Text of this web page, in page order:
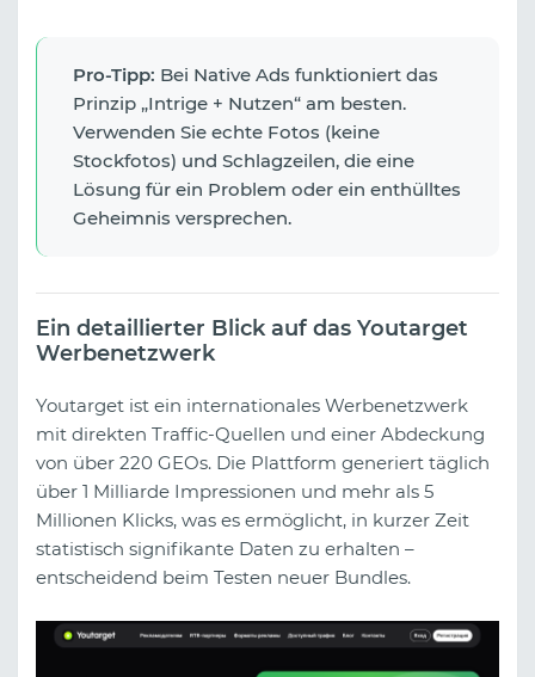
Pro-Tipp: Bei Native Ads funktioniert das
Prinzip „Intrige + Nutzen“ am besten.
Verwenden Sie echte Fotos (keine
Stockfotos) und Schlagzeilen, die eine
Lösung für ein Problem oder ein enthülltes
Geheimnis versprechen.
Ein detaillierter Blick auf das Youtarget
Werbenetzwerk
Youtarget ist ein internationales Werbenetzwerk
mit direkten Traffic-Quellen und einer Abdeckung
von über 220 GEOs. Die Plattform generiert täglich
über 1 Milliarde Impressionen und mehr als 5
Millionen Klicks, was es ermöglicht, in kurzer Zeit
statistisch signifikante Daten zu erhalten –
entscheidend beim Testen neuer Bundles.